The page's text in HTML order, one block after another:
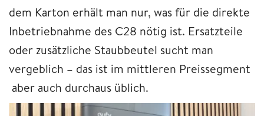
dem Karton erhält man nur, was für die direkte
Inbetriebnahme des C28 nötig ist. Ersatzteile
oder zusätzliche Staubbeutel sucht man
vergeblich – das ist im mittleren Preissegment
aber auch durchaus üblich.